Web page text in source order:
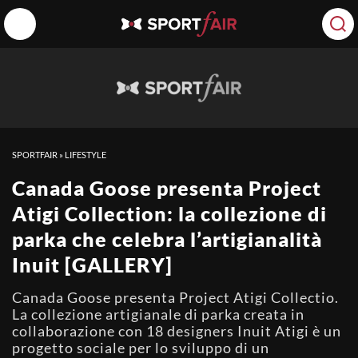
SPORTFAIR » LIFESTYLE
Canada Goose presenta Project
Atigi Collection: la collezione di
parka che celebra l’artigianalità
Inuit [GALLERY]
Canada Goose presenta Project Atigi Collectio.
La collezione artigianale di parka creata in
collaborazione con 18 designers Inuit Atigi è un
progetto sociale per lo sviluppo di un